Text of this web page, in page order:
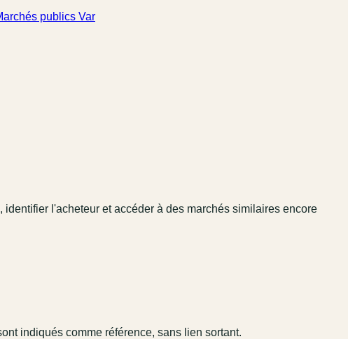
publics Var
l'acheteur et accéder à des marchés similaires encore
indiqués comme référence, sans lien sortant.